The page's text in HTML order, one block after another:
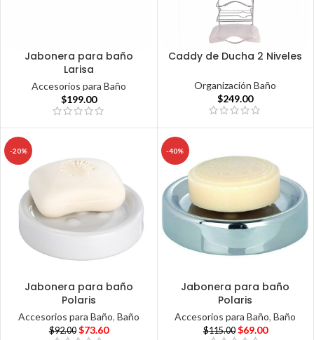
Jabonera para baño
Larisa
Accesorios para Baño
$199.00
Caddy de Ducha 2 Niveles
Organización Baño
$249.00
-20%
Jabonera para baño
Polaris
Accesorios para Baño, Baño
$92.00 $73.60
-40%
Jabonera para baño
Polaris
Accesorios para Baño,Baño
$115.00 $69.00